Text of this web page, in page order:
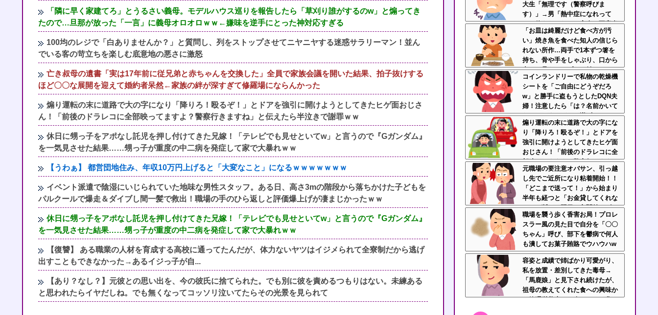
「隣に早く家建てろ」とうるさい義母。モデルハウス巡りを報告したら「草刈り誰がするのw」と煽ってき
たので…旦那が放った「一言」に義母オロオロｗｗ←嫌味を逆手にとった神対応すぎる
100均のレジで「白ありませんか？」と質問し、列をストップさせてニヤニヤする迷惑サラリーマン！並ん
でいる客の苛立ちを楽しむ底意地の悪さに激怒
亡き叔母の遺書「実は17年前に従兄弟と赤ちゃんを交換した」全員で家族会議を開いた結果、拍子抜けする
ほど〇〇な展開を迎えて婚約者呆然←家族の絆が深すぎて修羅場にならんかった
煽り運転の末に道路で大の字になり「降りろ！殴るぞ！」とドアを強引に開けようとしてきたヒゲ面おじさ
ん！「前後のドラレコに全部映ってますよ？警察行きますね」と伝えたら半泣きで謝罪ｗｗ
休日に甥っ子をアポなし託児を押し付けてきた兄嫁！「テレビでも見せといてw」と言うので『Gガンダム』
を一気見させた結果……甥っ子が重度の中二病を発症して家で大暴れｗｗ
【うわぁ】 都営団地住み、年収10万円上げると「大変なこと」になるｗｗｗｗｗｗｗ
イベント派遣で陰湿にいじられていた地味な男性スタッフ。ある日、高さ3mの階段から落ちかけた子どもを
パルクールで爆走＆ダイブし間一髪で救出！職場の手のひら返しと評価爆上げが凄まじかったｗｗ
休日に甥っ子をアポなし託児を押し付けてきた兄嫁！「テレビでも見せといてw」と言うので『Gガンダム』
を一気見させた結果……甥っ子が重度の中二病を発症して家で大暴れｗｗ
【復讐】 ある職業の人材を育成する高校に通ってたんだが、体力ないヤツはイジメられて全寮制だから逃げ
出すこともできなかった→あるイジっ子が自...
【あり？なし？】元彼との思い出を、今の彼氏に捨てられた。でも別に彼を責めるつもりはない。未練ある
と思われたらイヤだしね。でも無くなってコッソリ泣いてたらその光景を見られて
大生「無理です（警察呼びま
す）」→男「熱中症になれって
か！使えないな！」完全に不審者
で草ｗｗｗ
「お皿は綺麗だけど食べ方が汚
い」焼き魚を食べた知人の信じら
れない所作…両手で1本ずつ箸を
持ち、骨や手をしゃぶり、口から
出した骨をテーブルに並べ
る・・・
コインランドリーで私物の乾燥機
シートを「ご自由にどうぞだろ
w」と勝手に盗もうとしたDQN夫
婦！注意したら「は？名前かいて
ないんですけど」と逆ギレ
煽り運転の末に道路で大の字にな
り「降りろ！殴るぞ！」とドアを
強引に開けようとしてきたヒゲ面
おじさん！「前後のドラレコに全
部映ってますよ？警察行きます
ね」と伝えたら半泣きで謝罪ｗｗ
元職場の要注意オバサン、引っ越
し先でご近所になり粘着開始！！
「どこまで送って！」から始まり
半年も経つと「お金貸してくれな
い？」断ると翌日、玄関前にゴミ
が置かれる
職場を襲う歩く香害お局！プロレ
スラー風の見た目で自分を「〇〇
ちゃん」呼び、部下を鬱病で何人
も潰してお菓子賄賂でウハウハw
ｗｗ
容姿と成績で姉ばかり可愛がり、
私を放置・差別してきた毒母→
「馬鹿娘」と見下され続けたが、
祖母の教えてくれた食への興味か
ら管理栄養士に→今はニート化し